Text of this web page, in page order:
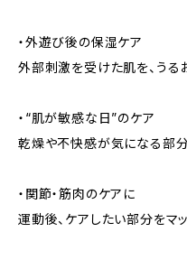
・外遊び後の保湿ケア
外部刺激を受けた肌を、うる
・“肌が敏感な日”のケア
乾燥や不快感が気になる部分
・関節・筋肉のケアに
運動後、ケアしたい部分をマ